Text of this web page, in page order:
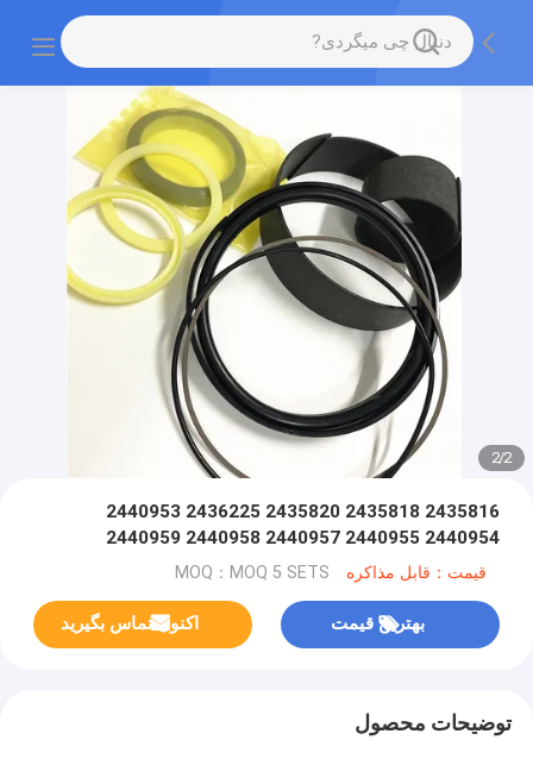
2
/
2
2435816 2435818 2435820 2436225 2440953
2440954 2440955 2440957 2440958 2440959
2440960 2440960 242442460
قیمت：قابل مذاکره MOQ：MOQ 5 SETS
بهترین قیمت اکنون تماس بگیرید
توضیحات محصول